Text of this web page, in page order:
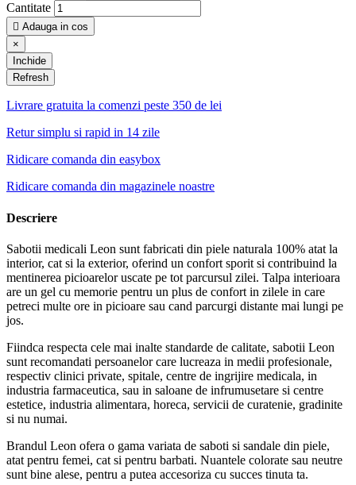
Cantitate
 Adauga in cos
×
Inchide
Livrare gratuita la comenzi peste 350 de lei
Retur simplu si rapid in 14 zile
Ridicare comanda din easybox
Ridicare comanda din magazinele noastre
Descriere
Sabotii medicali Leon sunt fabricati din piele naturala 100% atat la
interior, cat si la exterior, oferind un confort sporit si contribuind la
mentinerea picioarelor uscate pe tot parcursul zilei. Talpa interioara
are un gel cu memorie pentru un plus de confort in zilele in care
petreci multe ore in picioare sau cand parcurgi distante mai lungi pe
jos.
Fiindca respecta cele mai inalte standarde de calitate, sabotii Leon
sunt recomandati persoanelor care lucreaza in medii profesionale,
respectiv clinici private, spitale, centre de ingrijire medicala, in
industria farmaceutica, sau in saloane de infrumusetare si centre
estetice, industria alimentara, horeca, servicii de curatenie, gradinite
si nu numai.
Brandul Leon ofera o gama variata de saboti si sandale din piele,
atat pentru femei, cat si pentru barbati. Nuantele colorate sau neutre
sunt bine alese, pentru a putea accesoriza cu succes tinuta ta.